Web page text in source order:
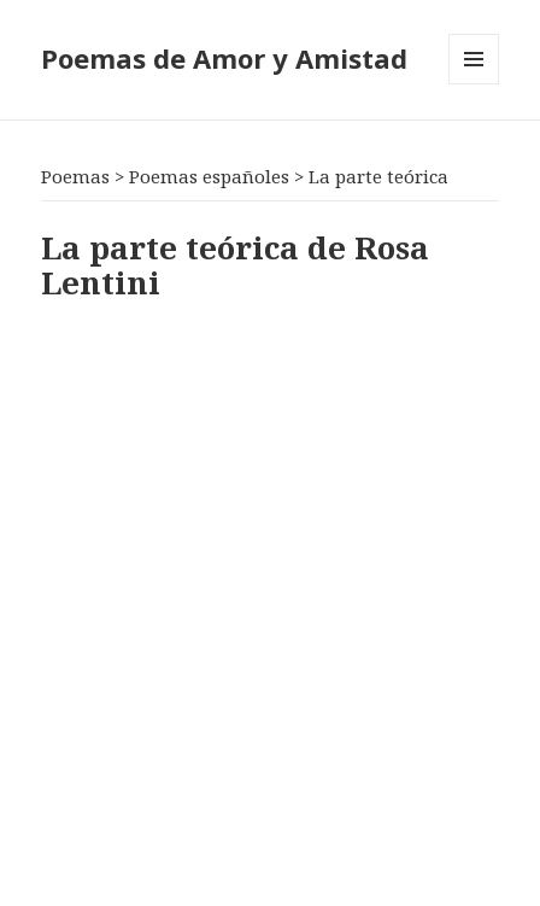
Poemas de Amor y Amistad
Poemas >Poemas españoles >La parte teórica
La parte teórica de Rosa
Lentini